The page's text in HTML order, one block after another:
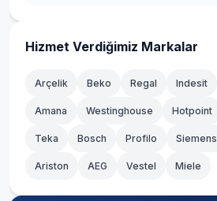
Hizmet Verdiğimiz Markalar
Arçelik Beko Regal Indesit
Amana Westinghouse Hotpoint
Teka Bosch Profilo Siemens
Ariston AEG Vestel Miele